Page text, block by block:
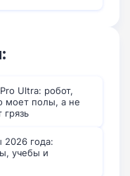
Ultra: робот,
моет полы, а не
грязь
года:
учебы и